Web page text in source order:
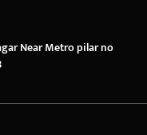
Near Metro pilar no